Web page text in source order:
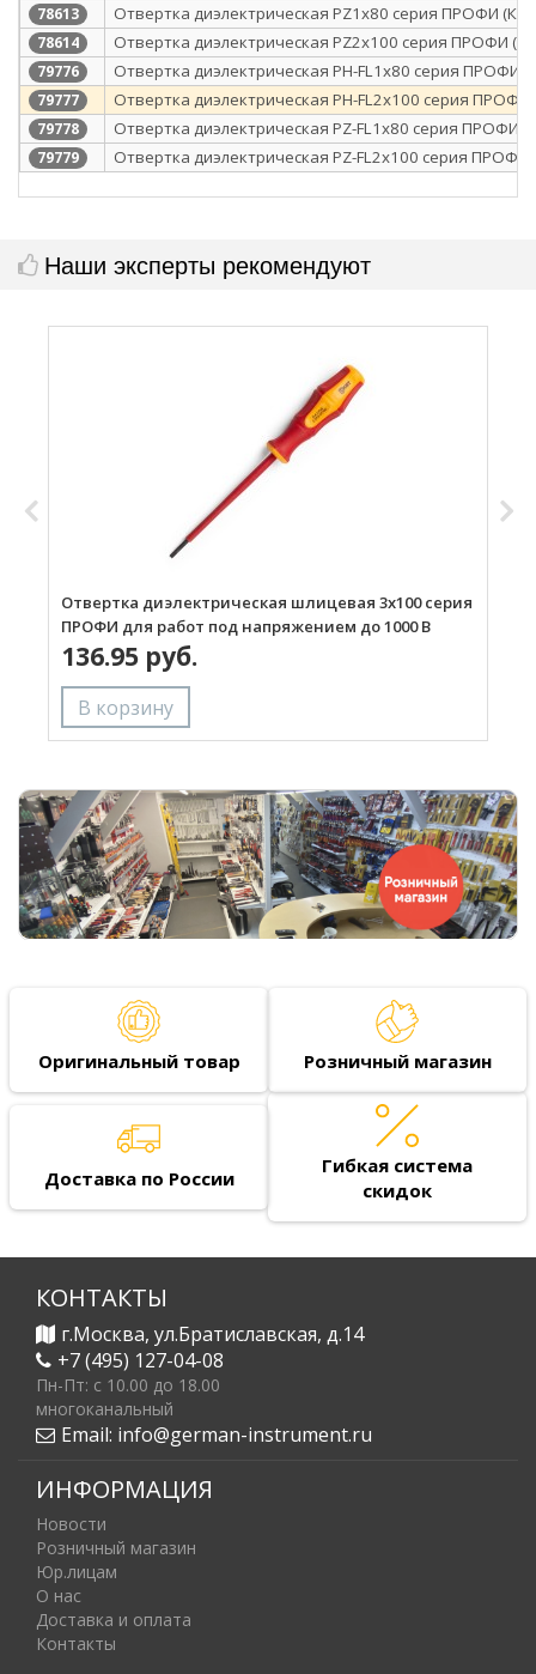
78613 Отвертка диэлектрическая PZ1x80 серия ПРОФИ
78614 Отвертка диэлектрическая PZ2x100 серия ПРОФИ
79776 Отвертка диэлектрическая PH-FL1х80 серия ПРОФИ
79777 Отвертка диэлектрическая PH-FL2х100 серия ПРОФИ
79778 Отвертка диэлектрическая PZ-FL1х80 серия ПРОФИ
79779 Отвертка диэлектрическая PZ-FL2х100 серия ПРОФИ
Наши эксперты рекомендуют
Отвертка диэлектрическая шлицевая 3х100 серия
ПРОФИ для работ под напряжением до 1000 В
136.95 руб.
Оригинальный товар Розничный магазин
Доставка по России
Гибкая система
скидок
КОНТАКТЫ
г.Москва, ул.Братиславская, д.14
+7 (495) 127-04-08
Пн-Пт: c 10.00 до 18.00
многоканальный
Email: info@german-instrument.ru
ИНФОРМАЦИЯ
Новости
Розничный магазин
Юр.лицам
О нас
Доставка и оплата
Контакты